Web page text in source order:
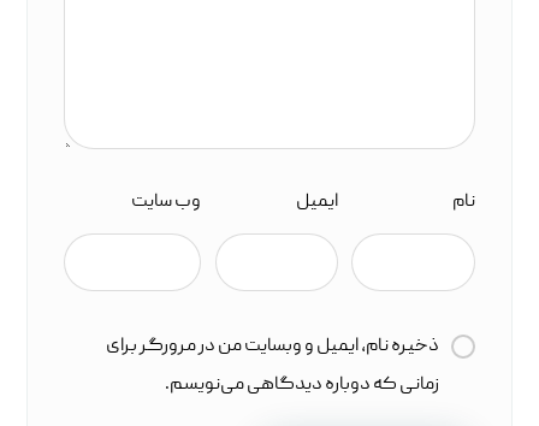
نام ایمیل وب‌ سایت
ذخیره نام، ایمیل و وبسایت من در مرورگر برای
زمانی که دوباره دیدگاهی می‌نویسم.